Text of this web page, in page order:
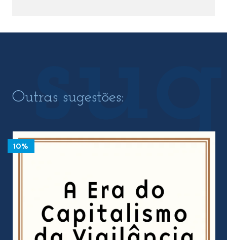
Outras sugestões:
10%